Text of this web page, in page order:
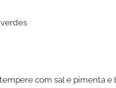
com sal e pimenta e